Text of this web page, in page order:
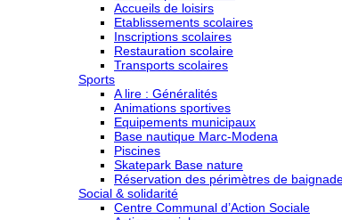
Accueils de loisirs
Etablissements scolaires
Inscriptions scolaires
Restauration scolaire
Transports scolaires
Sports
A lire : Généralités
Animations sportives
Equipements municipaux
Base nautique Marc-Modena
Piscines
Skatepark Base nature
Réservation des périmètres de
Social & solidarité
Centre Communal d’Action Sociale